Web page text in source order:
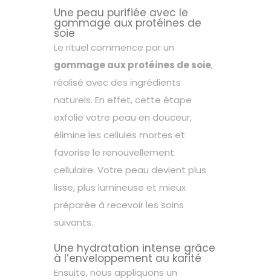
Une peau purifiée avec le
gommage aux protéines de
soie
Le rituel commence par un
gommage aux protéines de soie,
réalisé avec des ingrédients
naturels. En effet, cette étape
exfolie votre peau en douceur,
élimine les cellules mortes et
favorise le renouvellement
cellulaire. Votre peau devient plus
lisse, plus lumineuse et mieux
préparée à recevoir les soins
suivants.
Une hydratation intense grâce
à l’enveloppement au karité
Ensuite, nous appliquons un